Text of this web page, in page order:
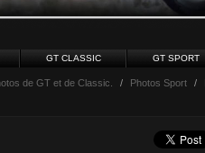
GT CLASSIC GT SPORT
de GT et de Classic. / Photos Sport /